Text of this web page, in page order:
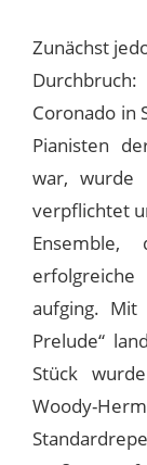
Zunächst
Coronado in
Pianisten
war, wurde
verpflichtet
aufging. Mit
Prelude“
Stück
Woody-